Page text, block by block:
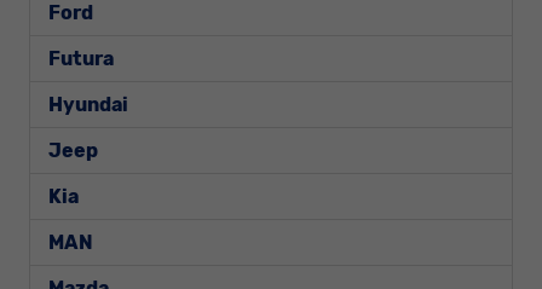
Ford
Futura
Hyundai
Jeep
Kia
MAN